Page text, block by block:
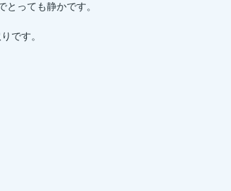
っても静かです。
です。